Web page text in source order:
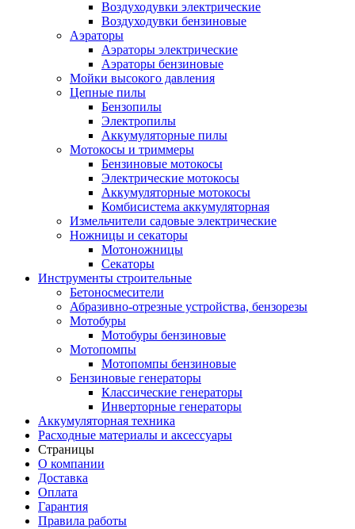
Воздуходувки электрические
Воздуходувки бензиновые
Аэраторы
Аэраторы электрические
Аэраторы бензиновые
Мойки высокого давления
Цепные пилы
Бензопилы
Электропилы
Аккумуляторные пилы
Мотокосы и триммеры
Бензиновые мотокосы
Электрические мотокосы
Аккумуляторные мотокосы
Комбисистема аккумуляторная
Измельчители садовые электрические
Ножницы и секаторы
Мотоножницы
Секаторы
Инструменты строительные
Бетоносмесители
Абразивно-отрезные устройства, бензорезы
Мотобуры
Мотобуры бензиновые
Мотопомпы
Мотопомпы бензиновые
Бензиновые генераторы
Классические генераторы
Инверторные генераторы
Аккумуляторная техника
Расходные материалы и аксессуары
Страницы
О компании
Доставка
Оплата
Гарантия
Правила работы